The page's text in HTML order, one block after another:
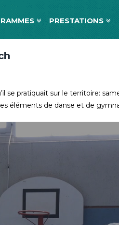
PRESTATIONS
se pratiquait sur le territoire:
éléments de danse et de